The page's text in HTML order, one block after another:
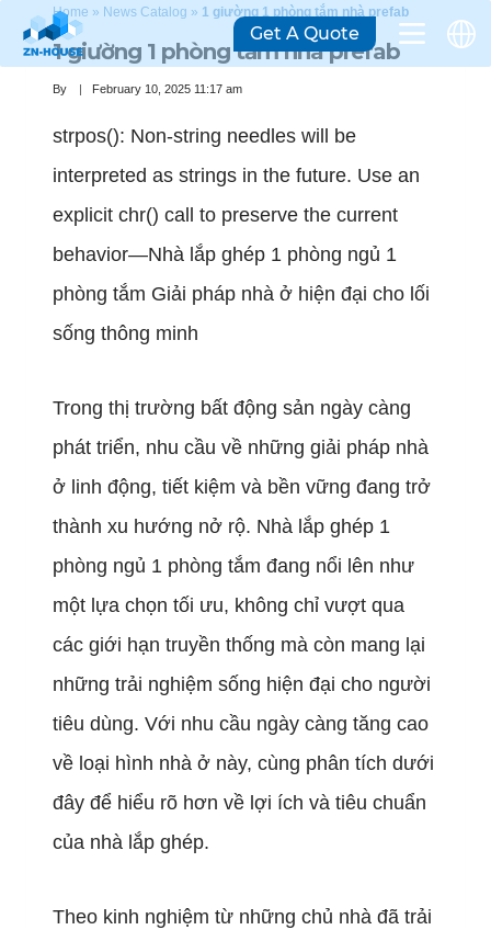
Home » News Catalog » 1 giường 1 phòng tắm nhà prefab
1 giường 1 phòng tắm nhà prefab
By February 10, 2025 11:17 am
strpos(): Non-string needles will be
interpreted as strings in the future. Use an
explicit chr() call to preserve the current
behavior—Nhà lắp ghép 1 phòng ngủ 1
phòng tắm Giải pháp nhà ở hiện đại cho lối
sống thông minh
Trong thị trường bất động sản ngày càng
phát triển, nhu cầu về những giải pháp nhà
ở linh động, tiết kiệm và bền vững đang trở
thành xu hướng nở rộ. Nhà lắp ghép 1
phòng ngủ 1 phòng tắm đang nổi lên như
một lựa chọn tối ưu, không chỉ vượt qua
các giới hạn truyền thống mà còn mang lại
những trải nghiệm sống hiện đại cho người
tiêu dùng. Với nhu cầu ngày càng tăng cao
về loại hình nhà ở này, cùng phân tích dưới
đây để hiểu rõ hơn về lợi ích và tiêu chuẩn
của nhà lắp ghép.
Theo kinh nghiệm từ những chủ nhà đã trải
Get A Quote